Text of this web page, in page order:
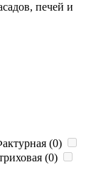
печей и
(0)
(0)